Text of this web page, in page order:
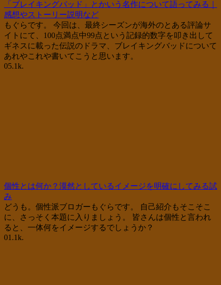
「ブレイキングバッド」とかいう名作について語ってみる｜
感想やストーリー説明など
もぐらです。 今回は、最終シーズンが海外のとある評論サ
イトにて、100点満点中99点という記録的数字を叩き出して
ギネスに載った伝説のドラマ、ブレイキングバッドについて
あれやこれや書いてこうと思います。
05.1k.
個性とは何か？漠然としているイメージを明確にしてみる試
み
どうも。個性派ブロガーもぐらです。 自己紹介もそこそこ
に、さっそく本題に入りましょう。 皆さんは個性と言われ
ると、一体何をイメージするでしょうか？
01.1k.